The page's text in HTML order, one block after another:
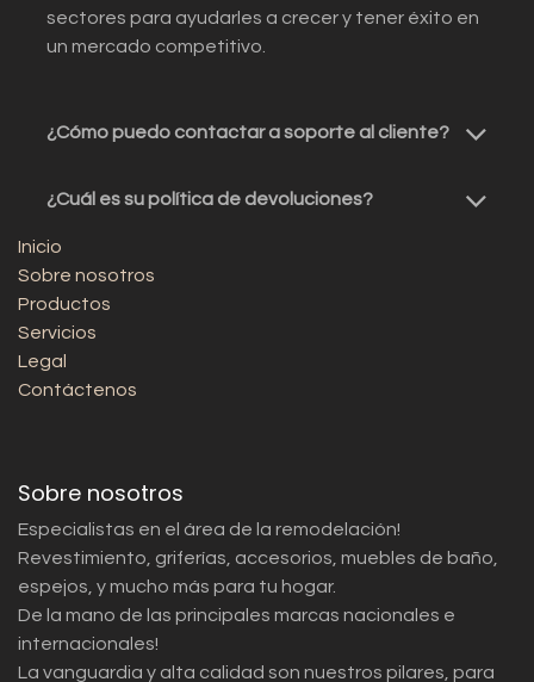
sectores para ayudarles a crecer y tener éxito en
un mercado competitivo.
¿Cómo puedo contactar a soporte al cliente?
¿Cuál es su política de devoluciones?
Inicio
Sobre nosotros
Productos
Servicios
Legal
Contáctenos
Sobre nosotros
Especialistas en el área de la remodelación!
Revestimiento, griferías, accesorios, muebles de baño,
espejos, y mucho más para tu hogar.
De la mano de las principales marcas nacionales e
internacionales!
La vanguardia y alta calidad son nuestros pilares, para